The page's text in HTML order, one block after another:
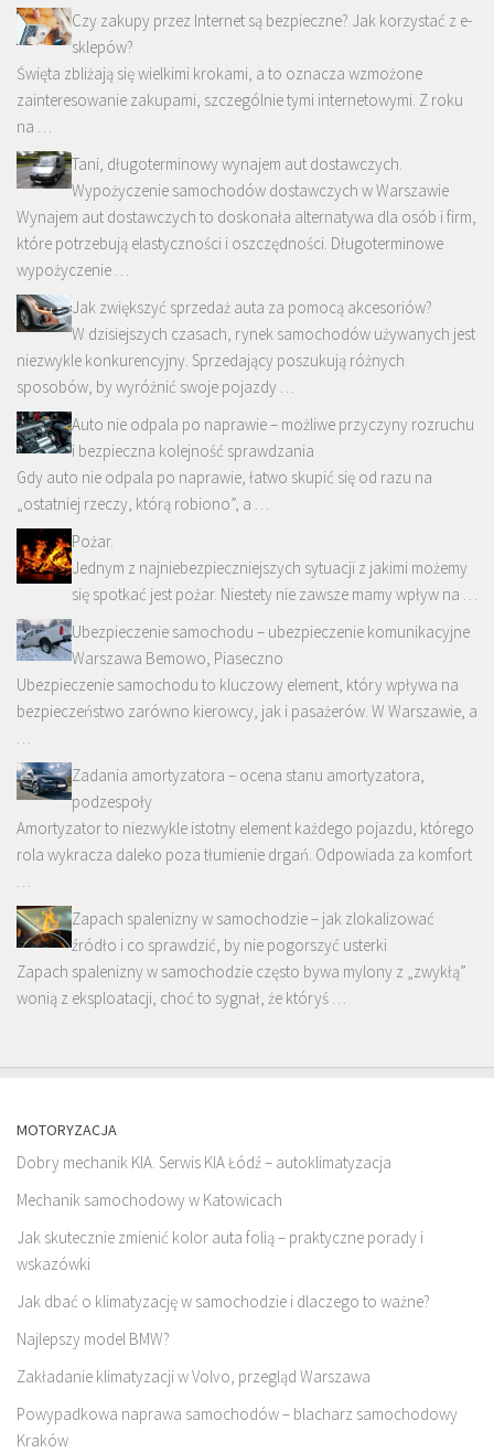
Czy zakupy przez Internet są bezpieczne? Jak korzystać z e-
sklepów?
Święta zbliżają się wielkimi krokami, a to oznacza wzmożone
zainteresowanie zakupami, szczególnie tymi internetowymi. Z roku
na …
Tani, długoterminowy wynajem aut dostawczych.
Wypożyczenie samochodów dostawczych w Warszawie
Wynajem aut dostawczych to doskonała alternatywa dla osób i firm,
które potrzebują elastyczności i oszczędności. Długoterminowe
wypożyczenie …
Jak zwiększyć sprzedaż auta za pomocą akcesoriów?
W dzisiejszych czasach, rynek samochodów używanych jest
niezwykle konkurencyjny. Sprzedający poszukują różnych
sposobów, by wyróżnić swoje pojazdy …
Auto nie odpala po naprawie – możliwe przyczyny rozruchu
i bezpieczna kolejność sprawdzania
Gdy auto nie odpala po naprawie, łatwo skupić się od razu na
„ostatniej rzeczy, którą robiono”, a …
Pożar.
Jednym z najniebezpieczniejszych sytuacji z jakimi możemy
się spotkać jest pożar. Niestety nie zawsze mamy wpływ na …
Ubezpieczenie samochodu – ubezpieczenie komunikacyjne
Warszawa Bemowo, Piaseczno
Ubezpieczenie samochodu to kluczowy element, który wpływa na
bezpieczeństwo zarówno kierowcy, jak i pasażerów. W Warszawie, a
…
Zadania amortyzatora – ocena stanu amortyzatora,
podzespoły
Amortyzator to niezwykle istotny element każdego pojazdu, którego
rola wykracza daleko poza tłumienie drgań. Odpowiada za komfort
…
Zapach spalenizny w samochodzie – jak zlokalizować
źródło i co sprawdzić, by nie pogorszyć usterki
Zapach spalenizny w samochodzie często bywa mylony z „zwykłą”
wonią z eksploatacji, choć to sygnał, że któryś …
MOTORYZACJA
Dobry mechanik KIA. Serwis KIA Łódź – autoklimatyzacja
Mechanik samochodowy w Katowicach
Jak skutecznie zmienić kolor auta folią – praktyczne porady i
wskazówki
Jak dbać o klimatyzację w samochodzie i dlaczego to ważne?
Najlepszy model BMW?
Zakładanie klimatyzacji w Volvo, przegląd Warszawa
Powypadkowa naprawa samochodów – blacharz samochodowy
Kraków